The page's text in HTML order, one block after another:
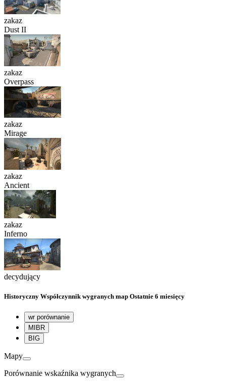
zakaz
Dust II
zakaz
Overpass
zakaz
Mirage
zakaz
Ancient
zakaz
Inferno
decydujący
Historyczny Współczynnik wygranych map Ostatnie 6 miesięcy
wr porównanie
MIBR
BIG
Mapy
Porównanie wskaźnika wygranych